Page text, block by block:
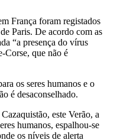
França foram registados
Paris. De acordo com as
“a presença do vírus
Corse, que não é
os seres humanos e o
é desaconselhado.
este Verão, a
humanos, espalhou-se
os níveis de alerta